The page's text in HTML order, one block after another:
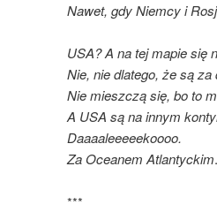
Nawet, gdy Niemcy i
USA? A na tej mapie się
Nie, nie dlatego, że są za
Nie mieszczą się, bo to
A USA są na innym
Daaaaleeeeekoooo.
Za Oceanem Atlantyckim.
***